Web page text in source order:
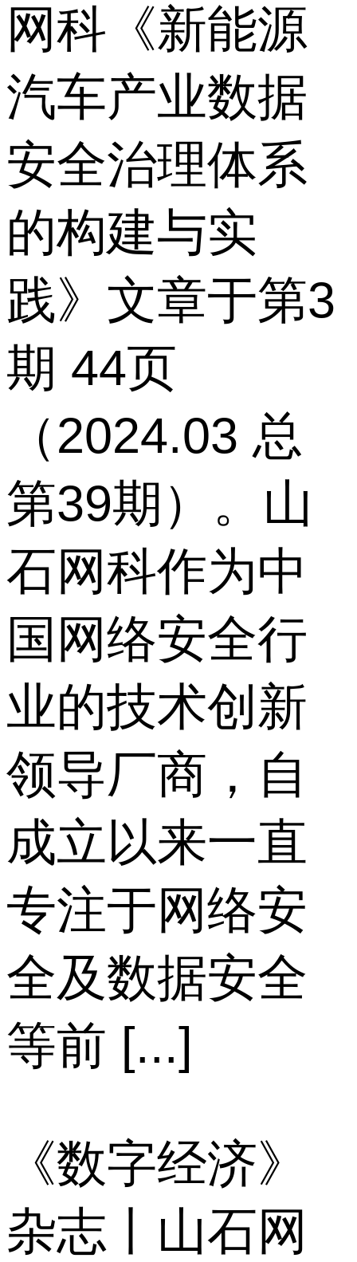
网科《新能源
汽车产业数据
安全治理体系
的构建与实
践》文章于第3
期 44页
（2024.03 总
第39期）。山
石网科作为中
国网络安全行
业的技术创新
领导厂商，自
成立以来一直
专注于网络安
全及数据安全
等前 [...]
《数字经济》
杂志丨山石网